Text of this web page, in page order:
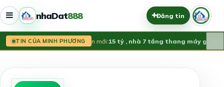
nhaDat888 Đăng tin
TIN CỦA MINH PHƯƠNG Tin mới:15 tỷ , nhà 7 tầng thang máy gara ô